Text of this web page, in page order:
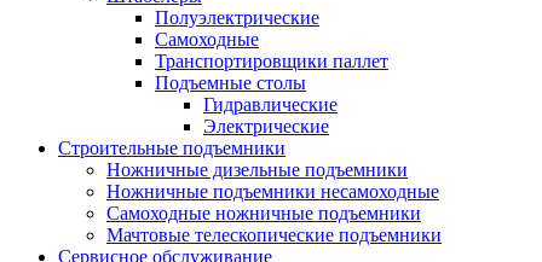
Полуэлектрические
Самоходные
Транспортировщики паллет
Подъемные столы
Гидравлические
Электрические
Строительные подъемники
Ножничные дизельные подъемники
Ножничные подъемники несамоходные
Самоходные ножничные подъемники
Мачтовые телескопические подъемники
Сервисное обслуживание